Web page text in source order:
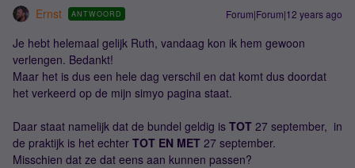
Ernst ANTWOORD Forum|Forum|12 years ago
Je hebt helemaal gelijk Ruth, vandaag kon ik hem gewoon
verlengen. Bedankt!
Maar het is dus een hele dag verschil en dat komt dus doordat
het verkeerd op de mijn simyo pagina staat.
Daar staat namelijk dat de bundel geldig is TOT 27 september, in
de praktijk is het echter TOT EN MET 27 september.
Misschien dat ze dat eens aan kunnen passen?